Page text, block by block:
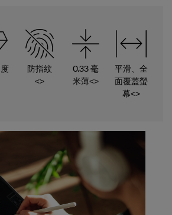
防指紋
<>
0.33 毫
米薄<>
平滑、全
面覆蓋螢
幕<>